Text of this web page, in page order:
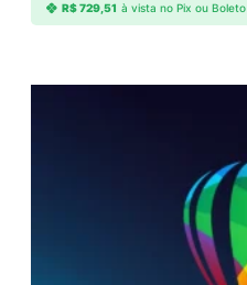
R$729,51 à vista no Pix ou Boleto